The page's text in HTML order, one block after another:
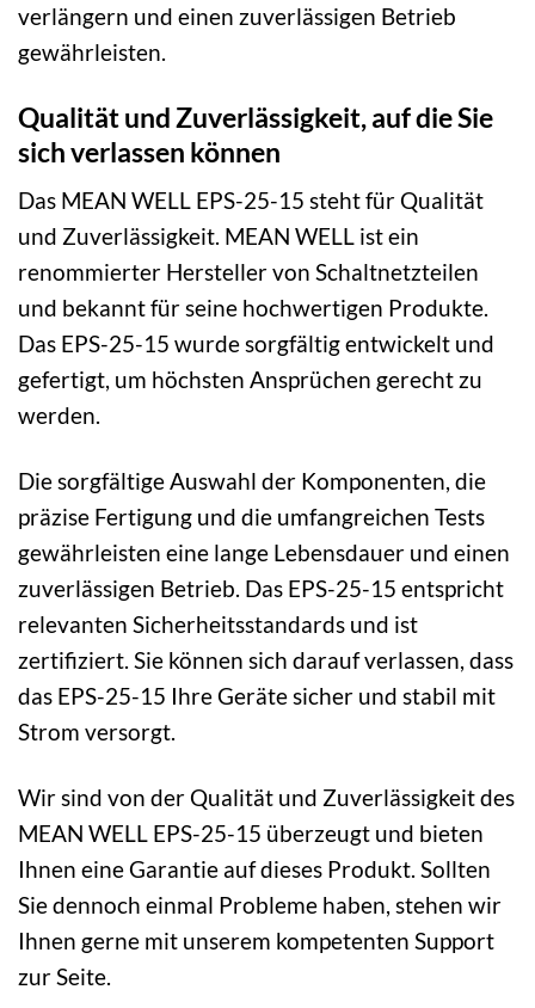
verlängern und einen zuverlässigen Betrieb
gewährleisten.
Qualität und Zuverlässigkeit, auf die Sie
sich verlassen können
Das MEAN WELL EPS-25-15 steht für Qualität
und Zuverlässigkeit. MEAN WELL ist ein
renommierter Hersteller von Schaltnetzteilen
und bekannt für seine hochwertigen Produkte.
Das EPS-25-15 wurde sorgfältig entwickelt und
gefertigt, um höchsten Ansprüchen gerecht zu
werden.
Die sorgfältige Auswahl der Komponenten, die
präzise Fertigung und die umfangreichen Tests
gewährleisten eine lange Lebensdauer und einen
zuverlässigen Betrieb. Das EPS-25-15 entspricht
relevanten Sicherheitsstandards und ist
zertifiziert. Sie können sich darauf verlassen, dass
das EPS-25-15 Ihre Geräte sicher und stabil mit
Strom versorgt.
Wir sind von der Qualität und Zuverlässigkeit des
MEAN WELL EPS-25-15 überzeugt und bieten
Ihnen eine Garantie auf dieses Produkt. Sollten
Sie dennoch einmal Probleme haben, stehen wir
Ihnen gerne mit unserem kompetenten Support
zur Seite.